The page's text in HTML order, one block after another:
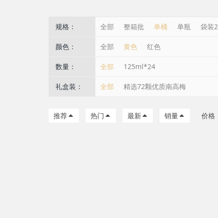
规格： 全部 整箱批 单桶 单瓶 袋装
颜色： 全部 黄色 红色
数量： 全部 125ml*24
礼盒装： 全部 精选72颗优质南高梅
推荐 热门 最新 销量 价格